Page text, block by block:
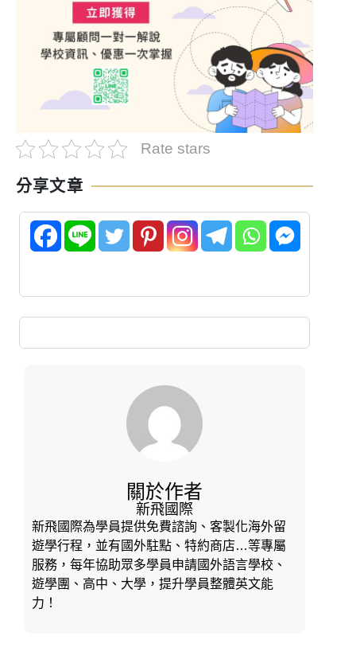
Rate stars
分享文章
關於作者
新飛國際
新飛國際為學員提供免費諮詢、客製化海外留
遊學行程，並有國外駐點、特約商店…等專屬
服務，每年協助眾多學員申請國外語言學校、
遊學團、高中、大學，提升學員整體英文能
力！